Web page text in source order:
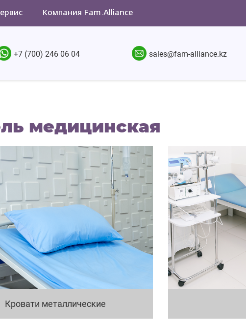
Компания Fam.Alliance
+7 (700) 246 06 04 sales@fam-alliance.kz
медицинская
Кровати металлические